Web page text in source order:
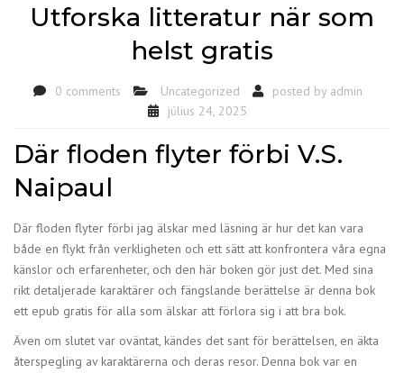
Utforska litteratur när som
helst gratis
0 comments Uncategorized posted by admin
július 24, 2025
Där floden flyter förbi V.S.
Naipaul
Där floden flyter förbi jag älskar med läsning är hur det kan vara
både en flykt från verkligheten och ett sätt att konfrontera våra egna
känslor och erfarenheter, och den här boken gör just det. Med sina
rikt detaljerade karaktärer och fängslande berättelse är denna bok
ett epub gratis för alla som älskar att förlora sig i att bra bok.
Även om slutet var oväntat, kändes det sant för berättelsen, en äkta
återspegling av karaktärerna och deras resor. Denna bok var en